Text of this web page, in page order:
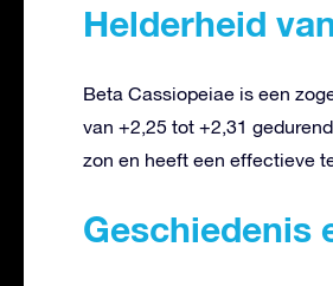
Helderheid
Beta Cassiopeiae is een
van +2,25 tot +2,31
zon en heeft een effectieve
Geschiedenis